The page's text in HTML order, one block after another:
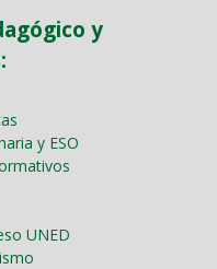
y
y ESO
UNED